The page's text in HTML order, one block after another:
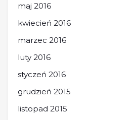
maj 2016
kwiecień 2016
marzec 2016
luty 2016
styczeń 2016
grudzień 2015
listopad 2015